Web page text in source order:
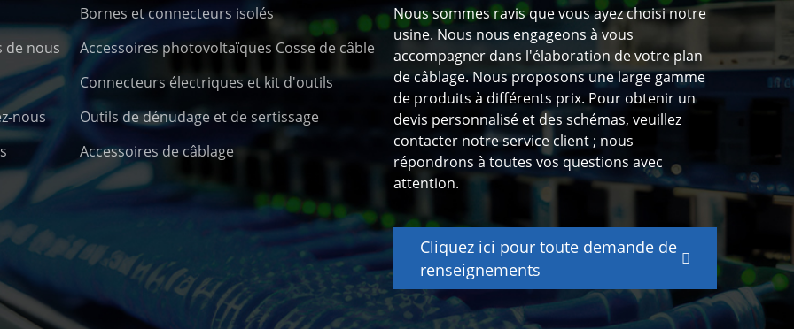
de nous
nous
Bornes et connecteurs isolés
Accessoires photovoltaïques Cosse de câble
Connecteurs électriques et kit d'outils
Outils de dénudage et de sertissage
Accessoires de câblage
Nous sommes ravis que vous ayez choisi notre
usine. Nous nous engageons à vous
accompagner dans l'élaboration de votre plan
de câblage. Nous proposons une large gamme
de produits à différents prix. Pour obtenir un
devis personnalisé et des schémas, veuillez
contacter notre service client ; nous
répondrons à toutes vos questions avec
attention.
Cliquez ici pour toute demande de
renseignements